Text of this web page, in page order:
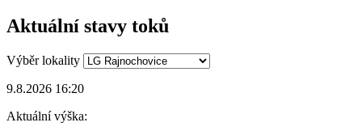
Aktuální stavy toků
Výběr lokality
9.8.2026 16:20
Aktuální výška: